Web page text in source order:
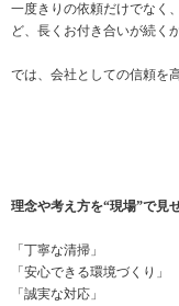
一度きりの依頼だけでなく
ど、長くお付き合いが続く
では、会社としての信頼を
理念や考え方を“現場”で見
「丁寧な清掃」
「安心できる環境づくり」
「誠実な対応」